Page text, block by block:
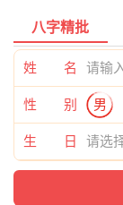
八字精批
姓 名
性 别 男
生 日